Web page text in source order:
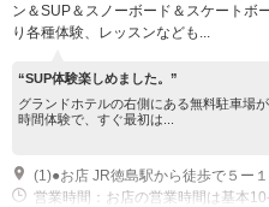
ン＆SUP＆スノーボード＆スケートボ
り各種体験、レッスンなども...
“SUP体験楽しめました。”
グランドホテルの右側にある無料駐車場
時間体験で、すぐ最初は...
営業時間：お店の営業時間は基本